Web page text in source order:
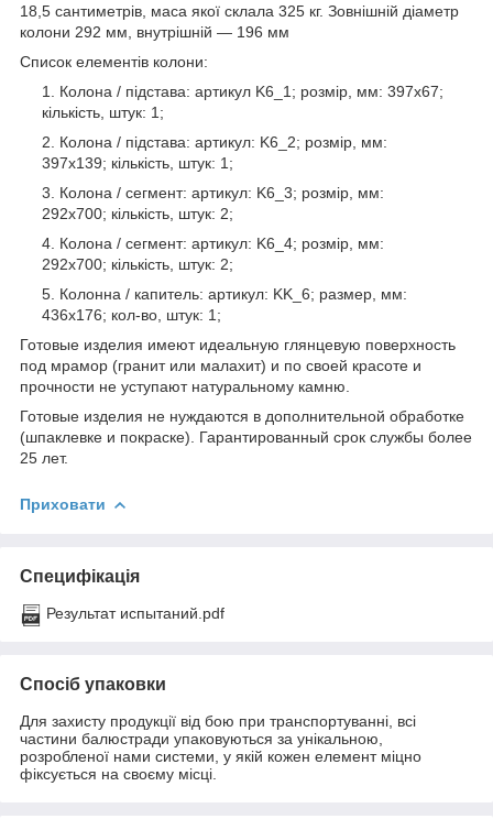
18,5 сантиметрів, маса якої склала 325 кг. Зовнішній діаметр
колони 292 мм, внутрішній ― 196 мм
Список елементів колони:
Колона / підстава: артикул K6_1; розмір, мм: 397x67;
кількість, штук: 1;
Колона / підстава: артикул: K6_2; розмір, мм:
397x139; кількість, штук: 1;
Колона / сегмент: артикул: K6_3; розмір, мм:
292x700; кількість, штук: 2;
Колона / сегмент: артикул: K6_4; розмір, мм:
292x700; кількість, штук: 2;
Колонна / капитель: артикул: KK_6; размер, мм:
436x176; кол-во, штук: 1;
Готовые изделия имеют идеальную глянцевую поверхность
под мрамор (гранит или малахит) и по своей красоте и
прочности не уступают натуральному камню.
Готовые изделия не нуждаются в дополнительной обработке
(шпаклевке и покраске). Гарантированный срок службы более
25 лет.
Приховати
Специфікація
Результат испытаний.pdf
Спосіб упаковки
Для захисту продукції від бою при транспортуванні, всі
частини балюстради упаковуються за унікальною,
розробленої нами системи, у якій кожен елемент міцно
фіксується на своєму місці.